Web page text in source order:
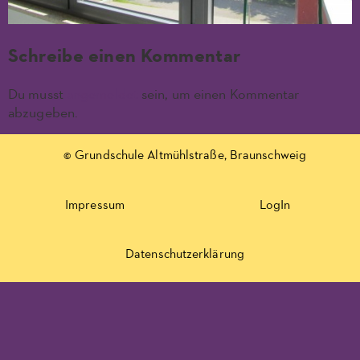
Schreibe einen Kommentar
Du musst
sein, um einen Kommentar
abzugeben.
© Grundschule Altmühlstraße, Braunschweig
Impressum LogIn
Datenschutzerklärung